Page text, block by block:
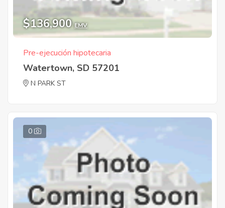
$136,900 EMV
Pre-ejecución hipotecaria
Watertown, SD 57201
N PARK ST
0